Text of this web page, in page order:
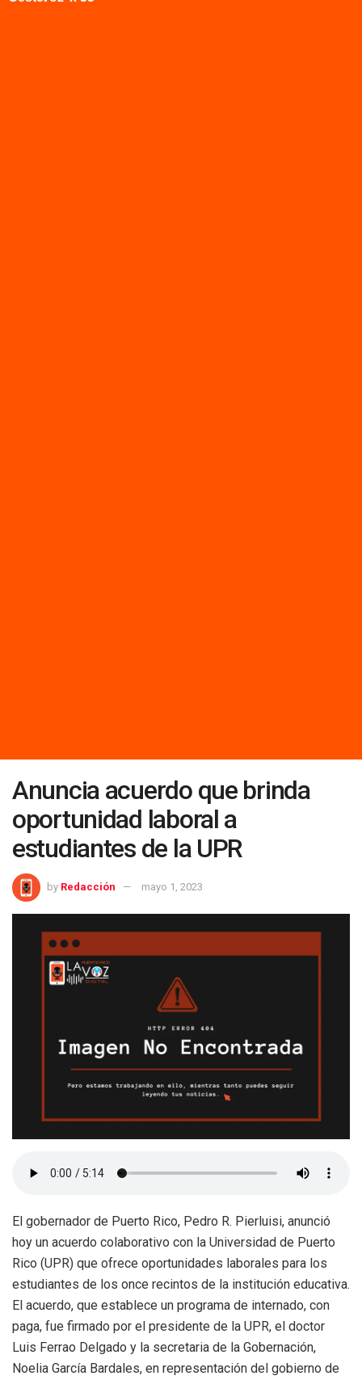
Anuncia acuerdo que brinda
oportunidad laboral a
estudiantes de la UPR
by Redacción mayo 1, 2023
El gobernador de Puerto Rico, Pedro R. Pierluisi, anunció
hoy un acuerdo colaborativo con la Universidad de Puerto
Rico (UPR) que ofrece oportunidades laborales para los
estudiantes de los once recintos de la institución educativa.
El acuerdo, que establece un programa de internado, con
paga, fue firmado por el presidente de la UPR, el doctor
Luis Ferrao Delgado y la secretaria de la Gobernación,
Noelia García Bardales, en representación del gobierno de